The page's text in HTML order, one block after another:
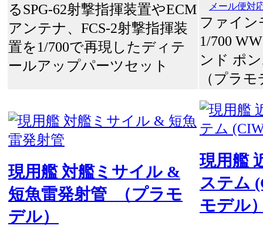
るSPG-62射撃指揮装置やECM
アンテナ、FCS-2射撃指揮装
置を1/700で再現したディテ
ールアップパーツセット
メール便対
ファイン
1/700
ンド ポ
（プラ
現用艦 対艦ミサイル &
短魚雷発射管 （プラモ
デル）
現用艦
ステム
モデル